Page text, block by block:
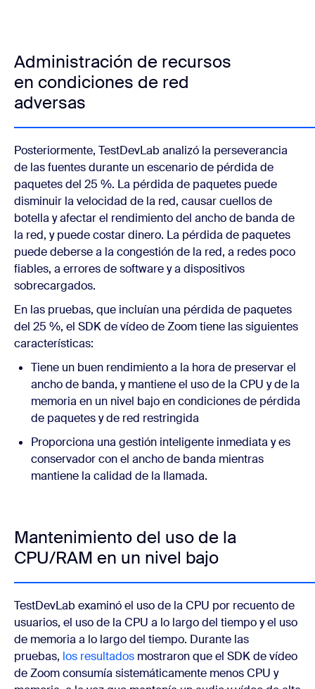
Administración de recursos
en condiciones de red
adversas
Posteriormente, TestDevLab analizó la perseverancia
de las fuentes durante un escenario de pérdida de
paquetes del 25 %. La pérdida de paquetes puede
disminuir la velocidad de la red, causar cuellos de
botella y afectar el rendimiento del ancho de banda de
la red, y puede costar dinero. La pérdida de paquetes
puede deberse a la congestión de la red, a redes poco
fiables, a errores de software y a dispositivos
sobrecargados.
En las pruebas, que incluían una pérdida de paquetes
del 25 %, el SDK de vídeo de Zoom tiene las siguientes
características:
Tiene un buen rendimiento a la hora de preservar el
ancho de banda, y mantiene el uso de la CPU y de la
memoria en un nivel bajo en condiciones de pérdida
de paquetes y de red restringida
Proporciona una gestión inteligente inmediata y es
conservador con el ancho de banda mientras
mantiene la calidad de la llamada.
Mantenimiento del uso de la
CPU/RAM en un nivel bajo
TestDevLab examinó el uso de la CPU por recuento de
usuarios, el uso de la CPU a lo largo del tiempo y el uso
de memoria a lo largo del tiempo. Durante las
pruebas, los resultados mostraron que el SDK de vídeo
de Zoom consumía sistemáticamente menos CPU y